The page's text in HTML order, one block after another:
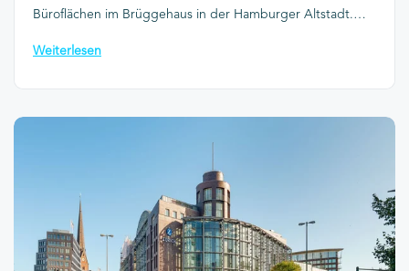
Büroflächen im Brüggehaus in der Hamburger Altstadt.
Standort gefunden, der optimale Bedingungen für
Weiterlesen